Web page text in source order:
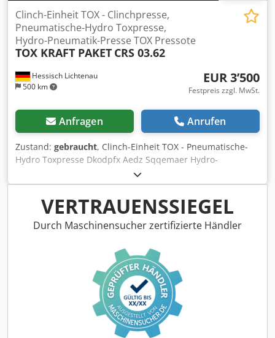
Hessisch Lichtenau
500 km
Clinch-Einheit TOX - Clinchpresse,
Pneumatische-Hydro Toxpresse,
Hydro-Pneumatik-Presse TOX Pressote
TOX KRAFT PAKET CRS 03.62
EUR 3’500
Festpreis zzgl. MwSt.
Anfragen Anrufen
Zustand: gebraucht, Clinch-Einheit TOX - Pneumatische-
Hydro Toxpresse Dkodpfx Aedz Sqqemaer Hydro-
Pneumatik-Presse TOX Pressotechnik KRAFT PAKET Typ CRS
03.62 Nr.: 207599.2 Baujahr ca. 2005 Druckleistung: max.
80 kN = 8 ton Ausladung: 20 mm Einbauhöhe: 32 mm -
eingebautes Clinch-Werkzeug - pneumatik Ventil für die
Ansteuerung - Durchsetzfügen oder Clinchen - Zum
Blechen ohne die Bleche zu durchlochen oder zu
erwärmen - am Ständer montiert - mit einfachster
elektrischer Steuerung und Fußschalter Eigengewicht: 230
kg Stammt aus einer Produktionsanlage, Verkauf ohne
elektrische Steuerung
VERTRAUENSSIEGEL
Durch Maschinensucher zertifizierte Händler